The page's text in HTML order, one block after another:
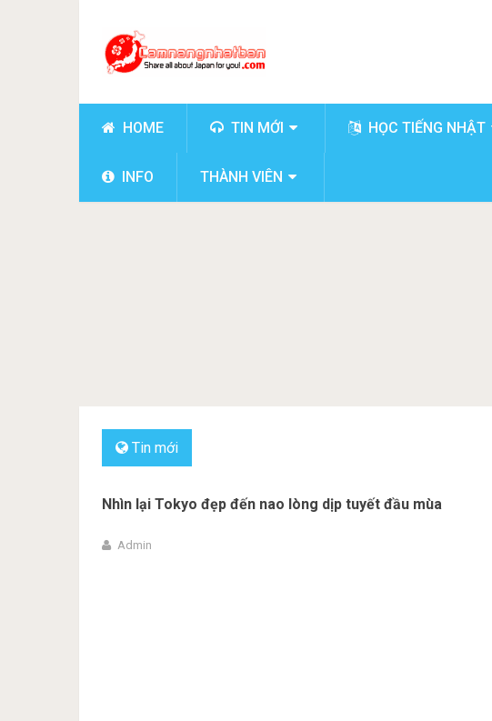
HOME TIN MỚI HỌC TIẾNG NHẬT
INFO THÀNH VIÊN
Tin mới
Nhìn lại Tokyo đẹp đến nao lòng dịp tuyết đầu mùa
Admin